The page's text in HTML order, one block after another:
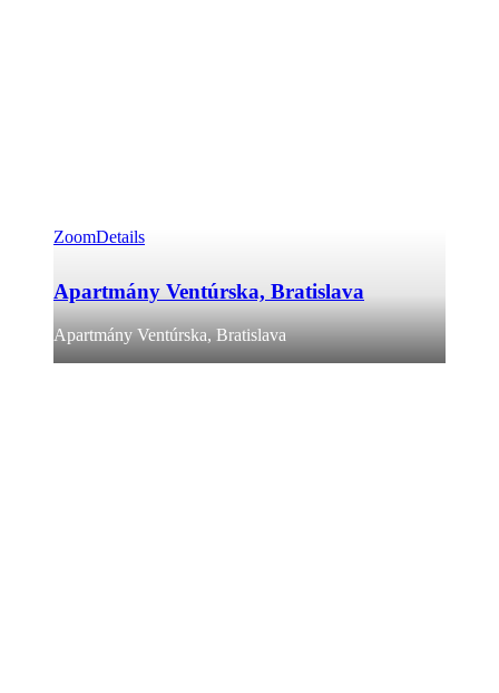
ZoomDetails
Apartmány Ventúrska, Bratislava
Apartmány Ventúrska, Bratislava